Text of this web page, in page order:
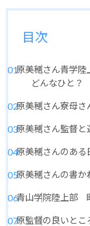
目次
原美穂さん青学陸
どんなひと？
原美穂さん寮母さ
原美穂さん監督と
原美穂さんのある
原美穂さんの書か
青山学院陸上部
原監督の良いとこ